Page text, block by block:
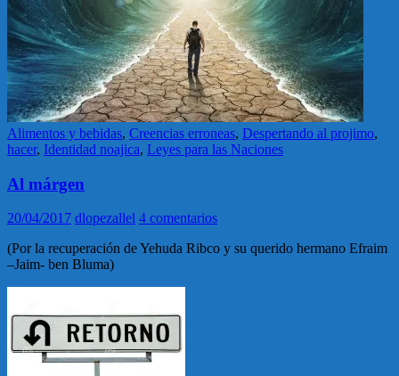
Alimentos y bebidas, Creencias erroneas, Despertando al projimo,
hacer, Identidad noajica, Leyes para las Naciones
Al márgen
20/04/2017 dlopezallel 4 comentarios
(Por la recuperación de Yehuda Ribco y su querido hermano Efraim
–Jaim- ben Bluma)